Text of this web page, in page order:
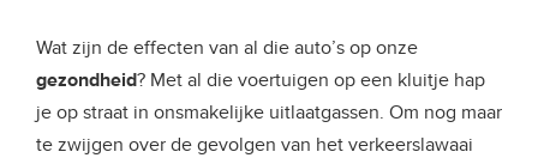
Wat zijn de effecten van al die auto’s op onze
gezondheid? Met al die voertuigen op een kluitje hap
je op straat in onsmakelijke uitlaatgassen. Om nog maar
te zwijgen over de gevolgen van het verkeerslawaai